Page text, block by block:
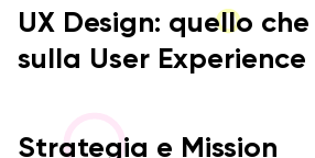
UX Design: quello
sulla User Experience
Strategia e Mission